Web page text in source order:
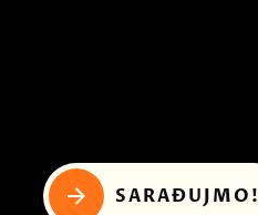
SARAĐUJMO!